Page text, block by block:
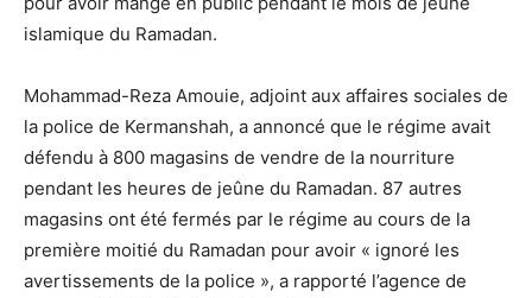
islamique du Ramadan.
Mohammad-Reza Amouie, adjoint aux affaires sociales de
la police de Kermanshah, a annoncé que le régime avait
défendu à 800 magasins de vendre de la nourriture
pendant les heures de jeûne du Ramadan. 87 autres
magasins ont été fermés par le régime au cours de la
première moitié du Ramadan pour avoir « ignoré les
avertissements de la police », a rapporté l’agence de